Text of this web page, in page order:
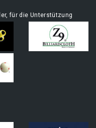
für die Unterstützung